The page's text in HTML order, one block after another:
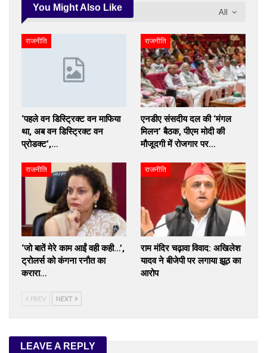
All
You Might Also Like
राजनीति
‘पहले वन डिस्ट्रिक्ट वन माफिया
था, अब वन डिस्ट्रिक्ट वन
प्रोडक्ट’,…
राजनीति
एनडीए संसदीय दल की ‘मंगल
मिलन’ बैठक, पीएम मोदी की
मौजूदगी में रोजगार पर…
राजनीति
‘जो बातें मेरे काम आईं वही कही…’,
ट्रोलर्स को कंगना रनौत का
करारा…
राजनीति
राम मंदिर चढ़ावा विवाद: अखिलेश
यादव ने बीजेपी पर लगाया झूठ का
आरोप
PREV NEXT
LEAVE A REPLY